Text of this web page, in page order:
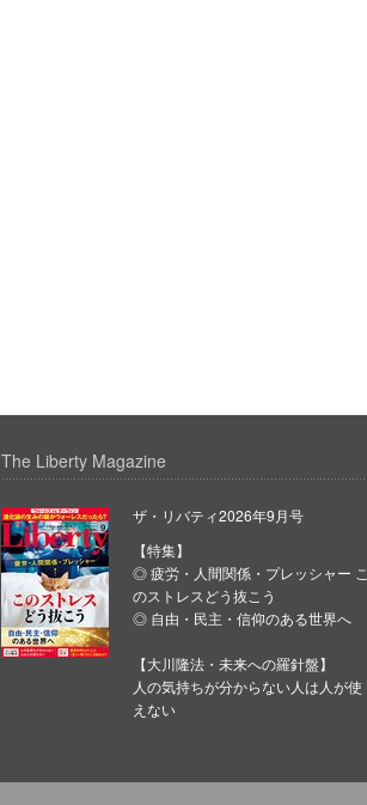
The Liberty Magazine
ザ・リバティ2026年9月号
【特集】
◎ 疲労・人間関係・プレッシャー こ
のストレスどう抜こう
◎ 自由・民主・信仰のある世界へ
【大川隆法・未来への羅針盤】
人の気持ちが分からない人は人が使
えない